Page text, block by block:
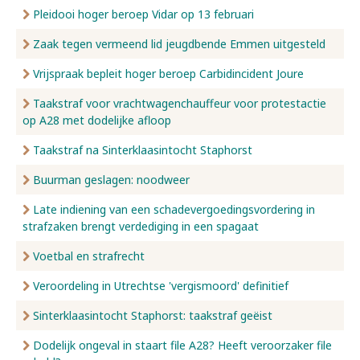
Pleidooi hoger beroep Vidar op 13 februari
Zaak tegen vermeend lid jeugdbende Emmen uitgesteld
Vrijspraak bepleit hoger beroep Carbidincident Joure
Taakstraf voor vrachtwagenchauffeur voor protestactie
op A28 met dodelijke afloop
Taakstraf na Sinterklaasintocht Staphorst
Buurman geslagen: noodweer
Late indiening van een schadevergoedingsvordering in
strafzaken brengt verdediging in een spagaat
Voetbal en strafrecht
Veroordeling in Utrechtse 'vergismoord' definitief
Sinterklaasintocht Staphorst: taakstraf geëist
Dodelijk ongeval in staart file A28? Heeft veroorzaker file